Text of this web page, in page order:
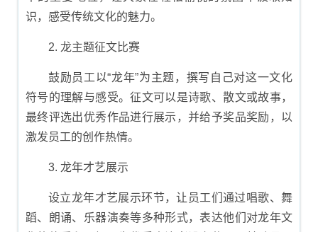
识，感受传统文化的魅力。
2. 龙主题征文比赛
鼓励员工以“龙年”为主题，撰写自己对这一文化
符号的理解与感受。征文可以是诗歌、散文或故事，
最终评选出优秀作品进行展示，并给予奖品奖励，以
激发员工的创作热情。
3. 龙年才艺展示
设立龙年才艺展示环节，让员工们通过唱歌、舞
蹈、朗诵、乐器演奏等多种形式，表达他们对龙年文